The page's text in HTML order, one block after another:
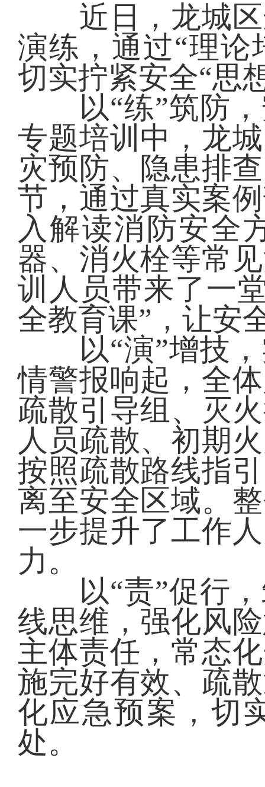
近日，龙城区
演练，通过“理论
切实拧紧安全“思
以“练”筑防，
专题培训中，龙
灾预防、隐患排
节，通过真实案
入解读消防安全
器、消火栓等常
训人员带来了一
全教育课”，让安
以“演”增技，
情警报响起，全
疏散引导组、灭
人员疏散、初期
按照疏散路线指
离至安全区域。
一步提升了工作
力。
以“责”促行，
线思维，强化风
主体责任，常态
施完好有效、疏
化应急预案，切
处。